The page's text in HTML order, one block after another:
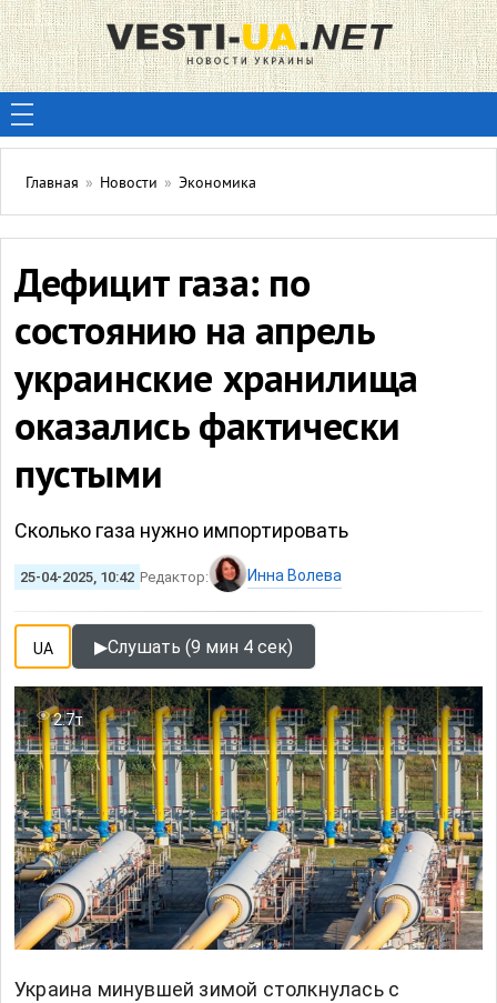
Главная » Новости » Экономика
Дефицит газа: по
состоянию на апрель
украинские хранилища
оказались фактически
пустыми
Сколько газа нужно импортировать
25-04-2025, 10:42 Редактор: Инна Волева
UA ▶Слушать (9 мин 4 сек)
2.7т
Украина минувшей зимой столкнулась с